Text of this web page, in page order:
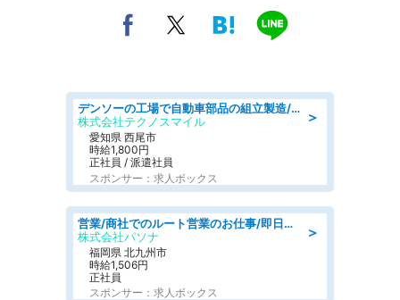
＞
デンソーの工場で自動車部品の組立製造/denso aichi
株式会社テクノスマイル
愛知県 西尾市
時給1,800円
正社員 / 派遣社員
スポンサー：求人ボックス
＞
営業/商社でのルート営業のお仕事/即日勤務可/車通勤可/営業
株式会社パソナ
福岡県 北九州市
時給1,506円
正社員
スポンサー：求人ボックス